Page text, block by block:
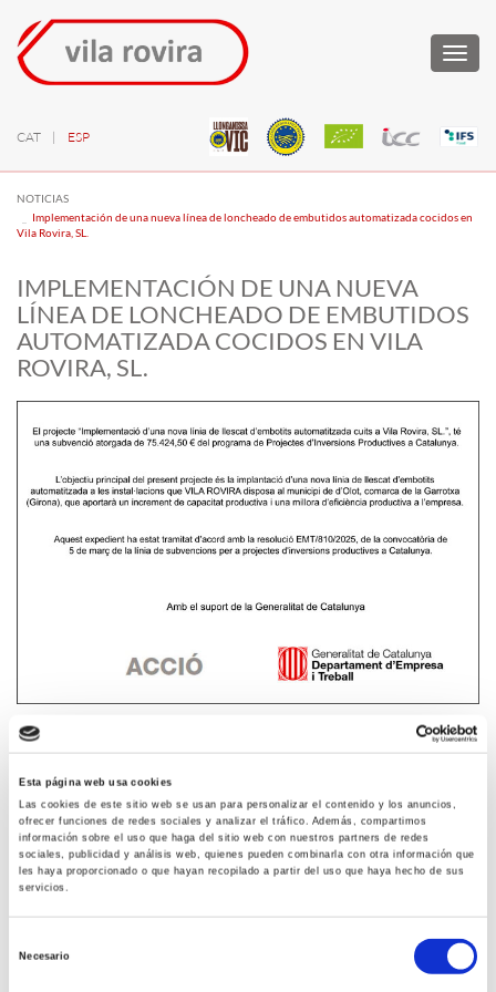
Esta página web usa cookies
Las cookies de este sitio web se usan para personalizar el contenido y los anuncios,
ofrecer funciones de redes sociales y analizar el tráfico. Además, compartimos
información sobre el uso que haga del sitio web con nuestros partners de redes
sociales, publicidad y análisis web, quienes pueden combinarla con otra información que
les haya proporcionado o que hayan recopilado a partir del uso que haya hecho de sus
servicios.
Necesario
CAT | ESP
NOTICIAS
Implementación de una nueva línea de loncheado de embutidos automatizada cocidos en
Vila Rovira, SL.
IMPLEMENTACIÓN DE UNA NUEVA
LÍNEA DE LONCHEADO DE EMBUTIDOS
AUTOMATIZADA COCIDOS EN VILA
ROVIRA, SL.
El proyecto "Implementación de una nueva línea de
loncheado de embutidos automatizada cocidos en Vila
Rovira, SL.", tiene una subvención otorgada de
75.424,50 € del programa de Proyectos de Inversiones
Productivas en Cataluña.
El objetivo principal del presente proyecto es la
implantación de una nueva línea de loncheado de
embutidos automatizada en las instalaciones que VILA
ROVIRA dispone en el municipio de Olot, comarca de la